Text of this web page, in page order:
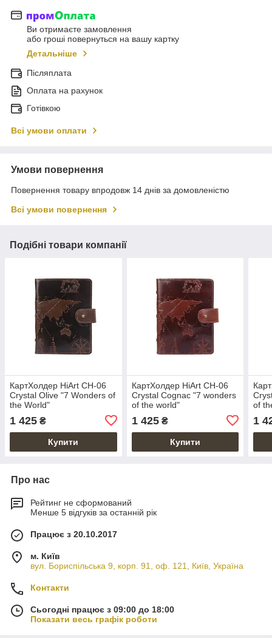
Ви отримаєте замовлення
або гроші повернуться на вашу картку
Детальніше
Післяплата
Оплата на рахунок
Готівкою
Всі умови оплати
Умови повернення
Повернення товару впродовж 14 днів за домовленістю
Всі умови повернення
Подібні товари компанії
КартХолдер HiArt CH-06
Crystal Olive "7 Wonders of
the World"
1 425 ₴
Купити
КартХолдер HiArt CH-06
Crystal Cognac "7 wonders
of the world"
1 425₴
Купити
of
1
Про нас
Рейтинг не сформований
Менше 5 відгуків за останній рік
Працює з 20.10.2017
м. Київ
вул. Бориспільська 9, корп. 91, оф. 121, Київ, Україна
Контакти
Сьогодні працює з 09:00 до 18:00
Показати весь графік роботи